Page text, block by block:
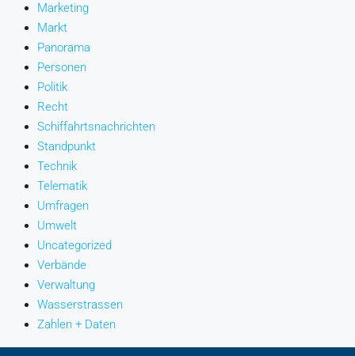
Marketing
Markt
Panorama
Personen
Politik
Recht
Schiffahrtsnachrichten
Standpunkt
Technik
Telematik
Umfragen
Umwelt
Uncategorized
Verbände
Verwaltung
Wasserstrassen
Zahlen + Daten